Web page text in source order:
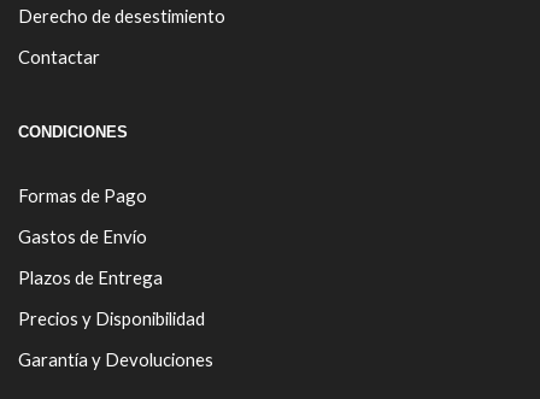
Derecho de desestimiento
Contactar
CONDICIONES
Formas de Pago
Gastos de Envío
Plazos de Entrega
Precios y Disponibilidad
Garantía y Devoluciones